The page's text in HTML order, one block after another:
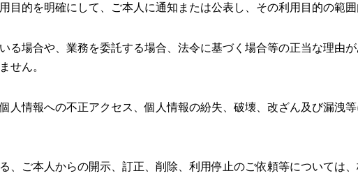
目的を明確にして、ご本人に通知または公表し、その利用目的の範
る場合や、業務を委託する場合、法令に基づく場合等の正当な理由
せん。
人情報への不正アクセス、個人情報の紛失、破壊、改ざん及び漏洩
、ご本人からの開示、訂正、削除、利用停止のご依頼等については